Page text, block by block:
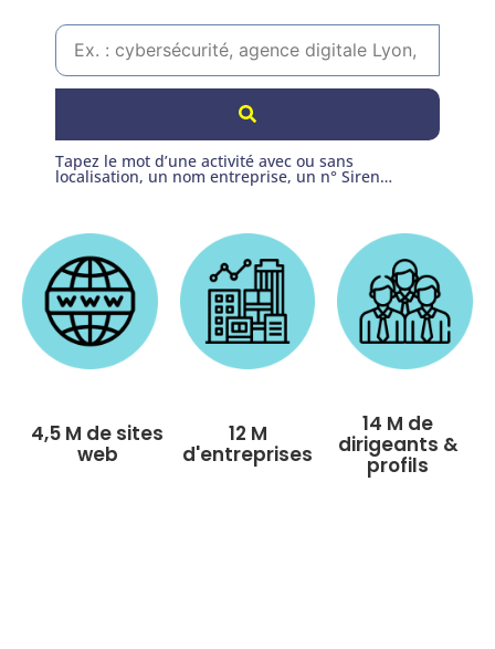
Tapez le mot d’une activité avec ou sans
localisation, un nom entreprise, un n° Siren…
4,5 M de sites
web
12 M
d'entreprises
14 M de
dirigeants &
profils